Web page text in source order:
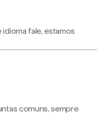
fale, estamos
comuns, sempre